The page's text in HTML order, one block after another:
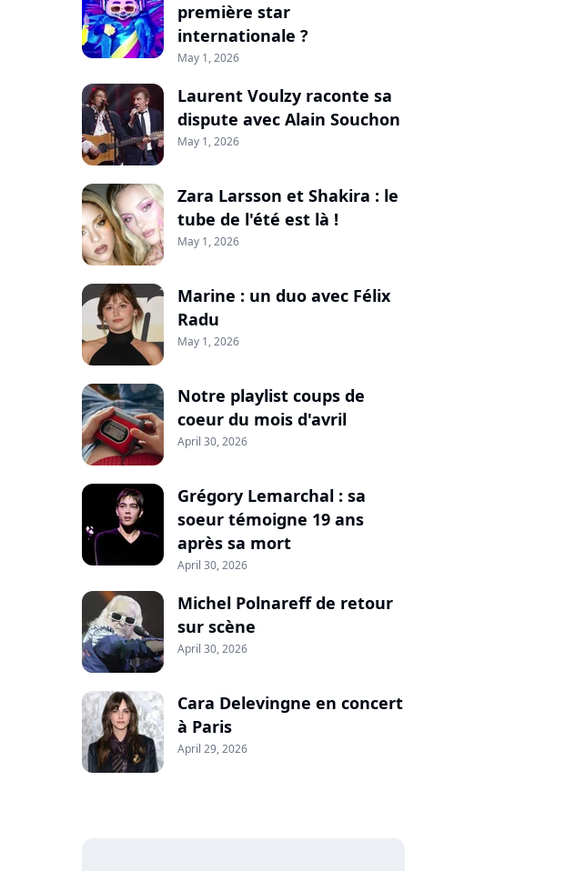
première star
internationale ?
May 1, 2026
Laurent Voulzy raconte sa
dispute avec Alain Souchon
May 1, 2026
Zara Larsson et Shakira : le
tube de l'été est là !
May 1, 2026
Marine : un duo avec Félix
Radu
May 1, 2026
Notre playlist coups de
coeur du mois d'avril
April 30, 2026
Grégory Lemarchal : sa
soeur témoigne 19 ans
après sa mort
April 30, 2026
Michel Polnareff de retour
sur scène
April 30, 2026
Cara Delevingne en concert
à Paris
April 29, 2026